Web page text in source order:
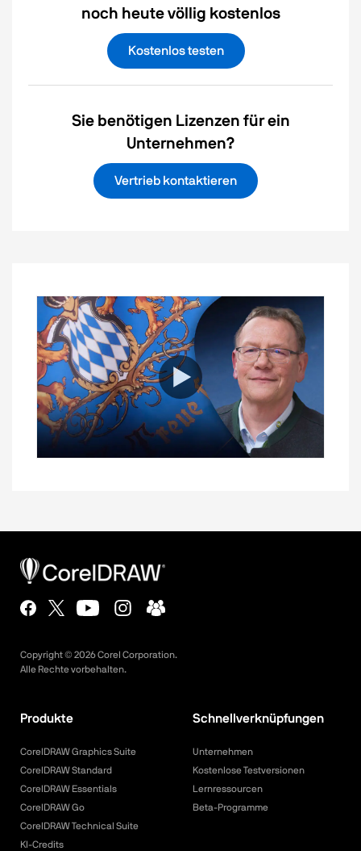
noch heute völlig kostenlos
Kostenlos testen
Sie benötigen Lizenzen für ein
Unternehmen?
Vertrieb kontaktieren
Copyright © 2026Corel Corporation.
Alle Rechte vorbehalten.
Produkte
CorelDRAW Graphics Suite
CorelDRAW Standard
CorelDRAW Essentials
CorelDRAW Go
CorelDRAW Technical Suite
KI-Credits
Schnellverknüpfungen
Unternehmen
Kostenlose Testversionen
Lernressourcen
Beta-Programme